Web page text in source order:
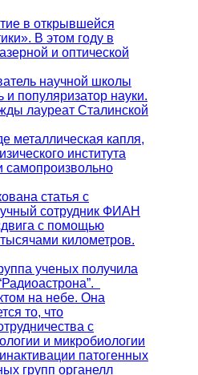
в открывшейся
В этом году в
и оптической
научной школы
популяризатор науки.
лауреат Сталинской
металлическая капля,
института
самопроизвольно
статья с
сотрудник ФИАН
с помощью
километров.
ученых получила
на небе. Она
то, что
с
и микробиологии
патогенных
групп органелл